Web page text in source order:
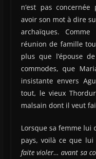
n’est pas
avoir son mot à dire
archaïques.
réunion de famille
plus que l’épouse
commodes, que
insistante envers
tout, le vieux
malsain dont il veut
Lorsque sa femme lui
pays, voilà ce que
faite violer… avant sa